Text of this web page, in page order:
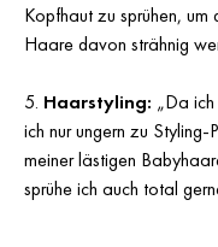
Kopfhaut zu sprühen,
Haare davon strähnig
Haarstyling: „Da
ich nur ungern zu Styling-
meiner lästigen
sprühe ich auch total